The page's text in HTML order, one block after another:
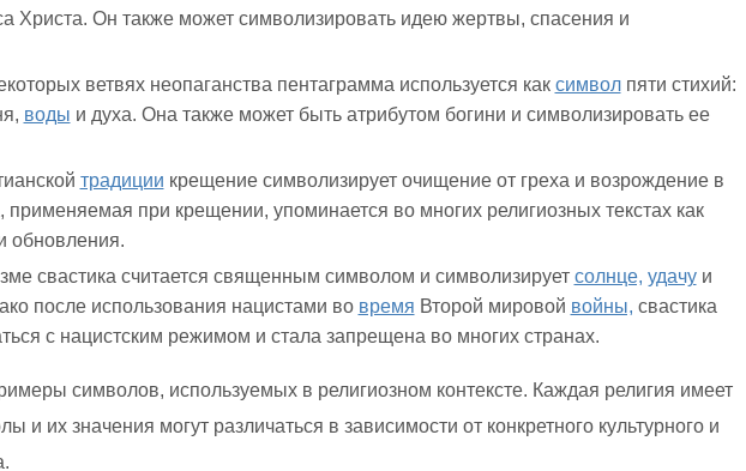
Христа. Он также может символизировать идею жертвы, спасения и
ветвях неопаганства пентаграмма используется как символпяти стихий:
воды и духа. Она также может быть атрибутом богини и символизировать ее
традиции крещение символизирует очищение от греха и возрождение в
при крещении, упоминается во многих религиозных текстах как
обновления.
свастика считается священным символом и символизирует солнце, удачуи
после использования нацистами во время Второй мировой войны, свастика
с нацистским режимом и стала запрещена во многих странах.
символов, используемых в религиозном контексте. Каждая религия имеет
и их значения могут различаться в зависимости от конкретного культурного и